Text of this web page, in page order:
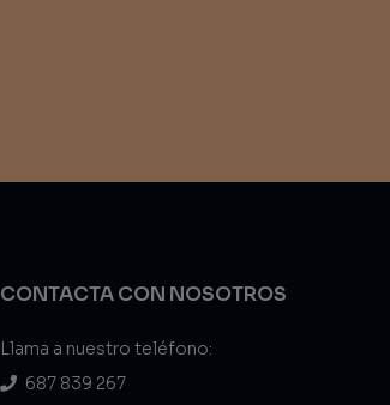
CONTACTA CON NOSOTROS
Llama a nuestro teléfono:
687 839 267